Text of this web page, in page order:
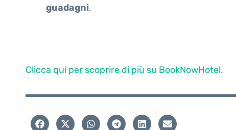
guadagni.
Clicca qui per scoprire di più su BookNowHotel.